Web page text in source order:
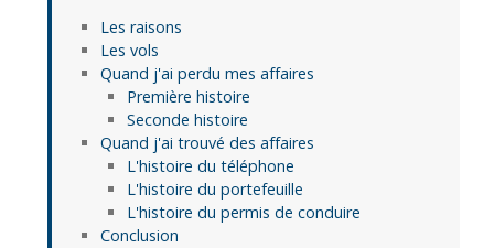
Les raisons
Les vols
Quand j'ai perdu mes affaires
Première histoire
Seconde histoire
Quand j'ai trouvé des affaires
L'histoire du téléphone
L'histoire du portefeuille
L'histoire du permis de conduire
Conclusion